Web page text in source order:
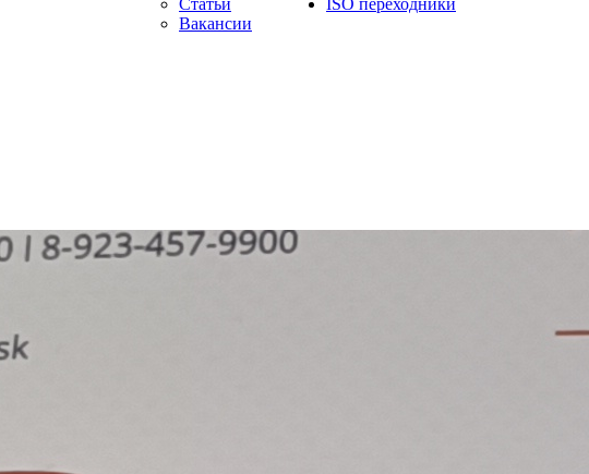
Статьи
Вакансии
ISO переходники